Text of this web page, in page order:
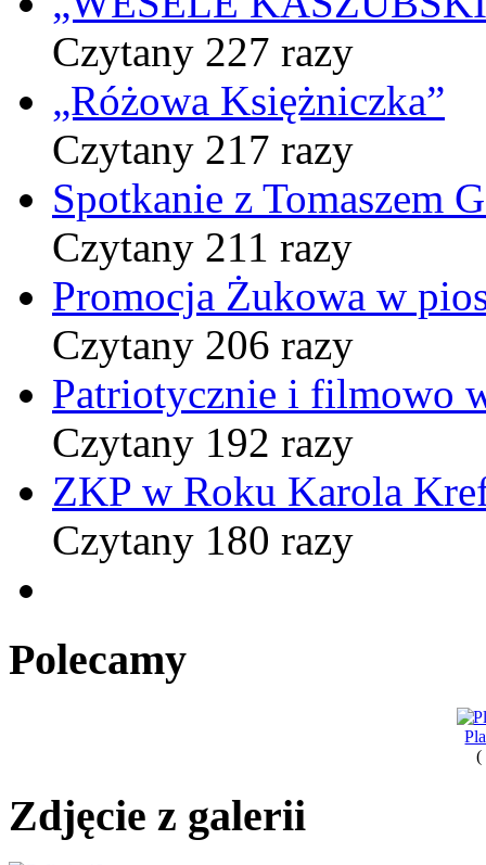
Czytany 227 razy
„Różowa Księżniczka”
Czytany 217 razy
Spotkanie z Tomaszem
Czytany 211 razy
Promocja Żukowa w
Czytany 206 razy
Patriotycznie i filmowo
Czytany 192 razy
ZKP w Roku Karola
Czytany 180 razy
Polecamy
(
Zdjęcie z galerii